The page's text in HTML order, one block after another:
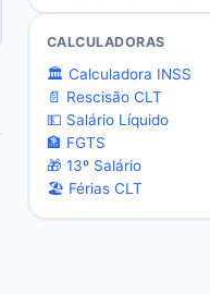
CALCULADORAS
🏛️ Calculadora INSS
📄 Rescisão CLT
💵 Salário Líquido
🏦 FGTS
🎁 13º Salário
🏖️ Férias CLT